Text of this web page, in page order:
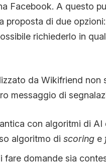
Facebook. A questo
proposta di due
richiederlo in
da Wikifriend
messaggio di
con algoritmi di
algoritmo di scoringe
fare domande sia